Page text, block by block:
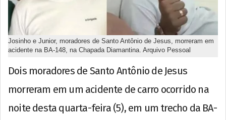
Josinho e Junior, moradores de Santo Antônio de Jesus, morreram em
acidente na BA-148, na Chapada Diamantina. Arquivo Pessoal
Dois moradores de Santo Antônio de Jesus
morreram em um acidente de carro ocorrido na
noite desta quarta-feira (5), em um trecho da BA-